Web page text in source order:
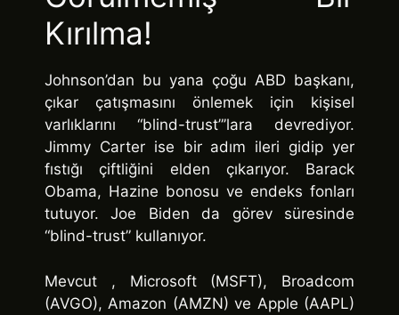
Kırılma!
Johnson’dan bu yana çoğu ABD başkanı,
çıkar çatışmasını önlemek için kişisel
varlıklarını “blind-trust”’lara devrediyor.
Jimmy Carter ise bir adım ileri gidip yer
fıstığı çiftliğini elden çıkarıyor. Barack
Obama, Hazine bonosu ve endeks fonları
tutuyor. Joe Biden da görev süresinde
“blind-trust” kullanıyor.
Mevcut , Microsoft (MSFT), Broadcom
(AVGO), Amazon (AMZN) ve Apple (AAPL)